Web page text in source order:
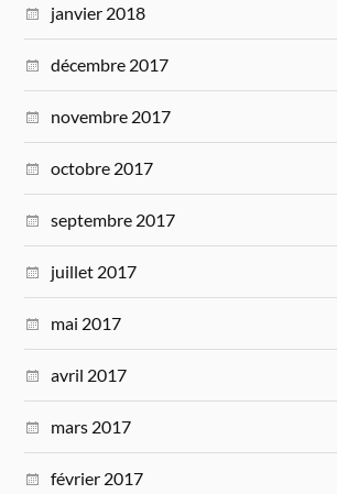
janvier 2018
décembre 2017
novembre 2017
octobre 2017
septembre 2017
juillet 2017
mai 2017
avril 2017
mars 2017
février 2017